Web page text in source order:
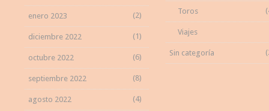
enero 2023 (2)
diciembre 2022 (1)
octubre 2022 (6)
septiembre 2022 (8)
agosto 2022 (4)
Toros
Viajes
Sin categoría